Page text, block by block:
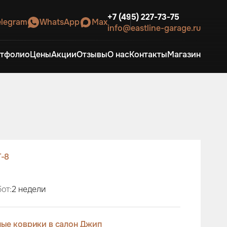
WhatsApp Max+7 (495) 227-73-75
info@eastline-garage.ru
ЦеныАкцииОтзывыО насКонтактыМагазин
8
2 недели
коврики в салон Джип